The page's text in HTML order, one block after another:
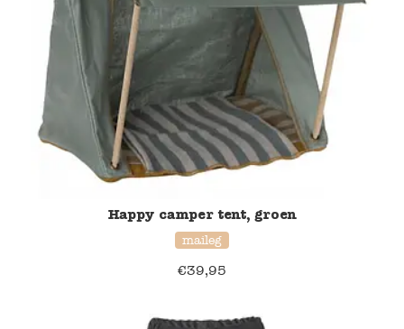
Happy camper tent, groen
maileg
€39,95